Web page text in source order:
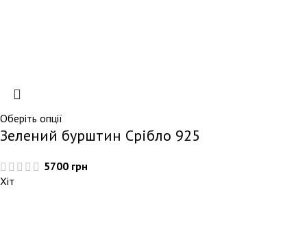
Оберіть опції
Зелений бурштин Срібло 925
5700 грн
Хіт